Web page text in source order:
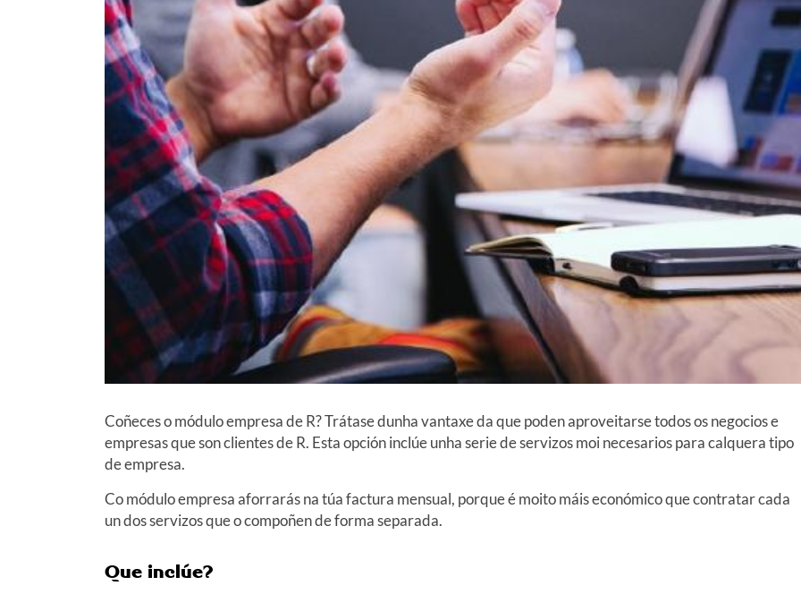
Coñeces o módulo empresa de R? Trátase dunha vantaxe da que poden aproveitarse todos os negocios e
empresas que son clientes de R. Esta opción inclúe unha serie de servizos moi necesarios para calquera tipo
de empresa.
Co módulo empresa aforrarás na túa factura mensual, porque é moito máis económico que contratar cada
un dos servizos que o compoñen de forma separada.
Que inclúe?